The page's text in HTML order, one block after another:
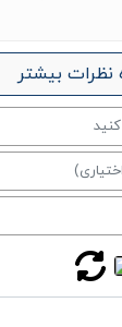
بیشتر